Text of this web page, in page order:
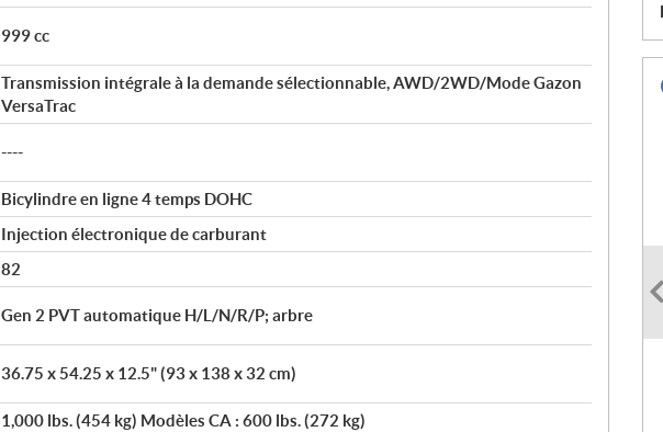
999 cc
Transmission intégrale à la demande sélectionnable, AWD/2WD/Mode Gazon
VersaTrac
----
Bicylindre en ligne 4 temps DOHC
Injection électronique de carburant
82
Gen 2 PVT automatique H/L/N/R/P; arbre
36.75 x 54.25 x 12.5" (93 x 138 x 32 cm)
1,000 lbs. (454 kg) Modèles CA : 600 lbs. (272 kg)